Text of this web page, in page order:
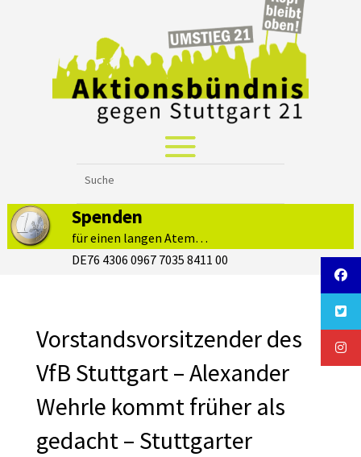
Spenden
für einen langen Atem…
DE76 4306 0967 7035 8411 00
Vorstandsvorsitzender des
VfB Stuttgart – Alexander
Wehrle kommt früher als
gedacht – Stuttgarter